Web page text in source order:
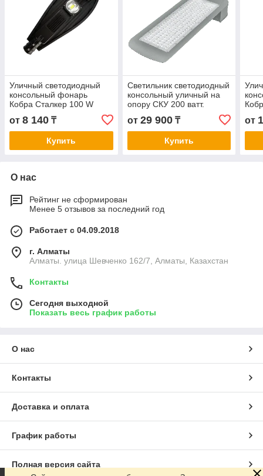
Уличный светодиодный
консольный фонарь
Кобра Сталкер 100 W
от 8 140 ₸
Купить
Светильник светодиодный
консольный уличный на
опору СКУ 200 ватт.
от 29 900₸
Купить
от
О нас
Рейтинг не сформирован
Менее 5 отзывов за последний год
Работает с 04.09.2018
г. Алматы
Алматы. улица Шевченко 162/7, Алматы, Казахстан
Контакты
Сегодня выходной
Показать весь график работы
О нас
Контакты
Доставка и оплата
График работы
Полная версия сайта